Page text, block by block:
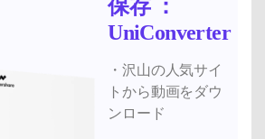
保存 ：
UniConverter
・沢山の人気サイ
トから動画をダウ
ンロード